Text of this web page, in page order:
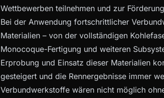
Wettbewerben teilnehmen und zur
Bei der Anwendung fortschrittlicher
Materialien – von der vollständigen
Monocoque-Fertigung und weiteren
Erprobung und Einsatz dieser Materialien
gesteigert und die Rennergebnisse immer
Verbundwerkstoffe wären nicht möglich